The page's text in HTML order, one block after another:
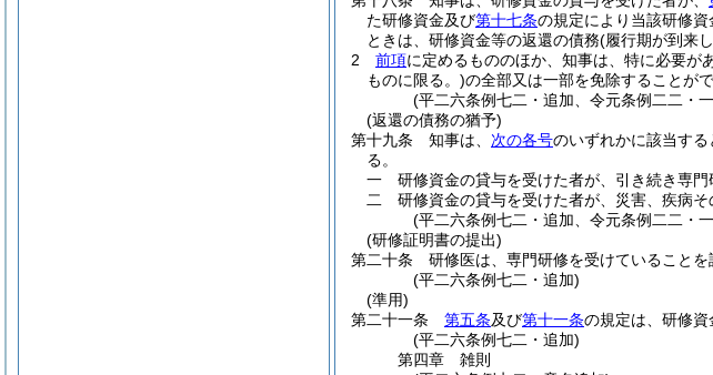
た研修資金及び第十七条の規定により当該研修資
ときは、研修資金等の返還の債務(履行期が到来
2
前項に定めるもののほか、知事は、特に必要が
ものに限る。)の全部又は一部を免除することがで
(平二六条例七二・追加、令元条例二二・
(返還の債務の猶予)
第十九条
知事は、 次の各号のいずれかに該当する
る。
一
研修資金の貸与を受けた者が、引き続き専門
二
研修資金の貸与を受けた者が、災害、疾病
(平二六条例七二・追加、令元条例二二・
(研修証明書の提出)
第二十条
研修医は、専門研修を受けていること
(平二六条例七二・追加)
(準用)
第二十一条
第五条及び第十一条の規定は、研修資
(平二六条例七二・追加)
第四章
雑則